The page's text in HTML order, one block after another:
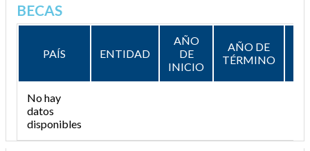
BECAS
PAÍS ENTIDAD
AÑO
DE
INICIO
AÑO DE
TÉRMINO
No hay
datos
disponibles